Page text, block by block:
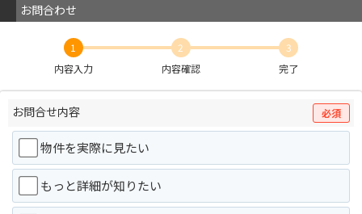
お問合わせ
1
内容入力
2
内容確認
3
完了
お問合せ内容 必須
物件を実際に見たい
もっと詳細が知りたい